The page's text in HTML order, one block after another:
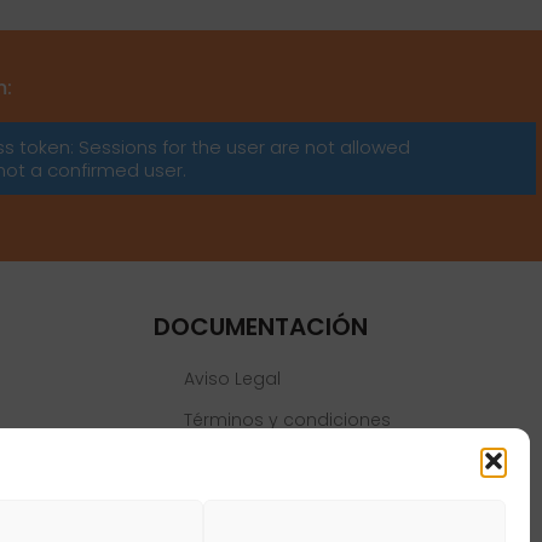
token: Sessions for the user are not allowed
a confirmed user.
DOCUMENTACIÓN
Aviso Legal
Términos y condiciones